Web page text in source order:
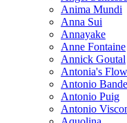
Anima Mundi
Anna Sui
Annayake
Anne Fontaine
Annick Goutal
Antonia's
Antonio
Antonio Puig
Antonio